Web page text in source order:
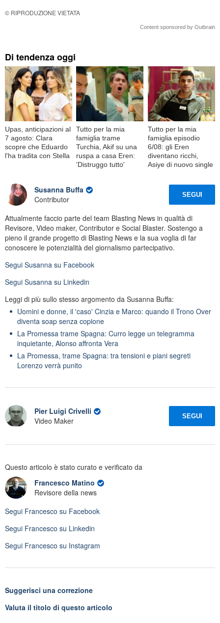
© RIPRODUZIONE VIETATA
Content sponsored by Outbrain
Di tendenza oggi
Upas, anticipazioni al
7 agosto: Clara
scopre che Eduardo
l'ha tradita con Stella
Tutto per la mia
famiglia trame
Turchia, Akif su una
ruspa a casa Eren:
'Distruggo tutto'
Tutto per la mia
famiglia episodio
6/08: gli Eren
diventano ricchi,
Asiye di nuovo single
Susanna Buffa
Contributor
SEGUI
Attualmente faccio parte del team Blasting News in qualità di
Revisore, Video maker, Contributor e Social Blaster. Sostengo a
pieno il grande progetto di Blasting News e la sua voglia di far
conoscere le potenzialità del giornalismo partecipativo.
Segui Susanna su Facebook
Segui Susanna su Linkedin
Leggi di più sullo stesso argomento da Susanna Buffa:
Uomini e donne, il 'caso' Cinzia e Marco: quando il Trono Over
diventa soap senza copione
La Promessa trame Spagna: Curro legge un telegramma
inquietante, Alonso affronta Vera
La Promessa, trame Spagna: tra tensioni e piani segreti
Lorenzo verrà punito
Pier Luigi Crivelli
Video Maker
SEGUI
Questo articolo è stato curato e verificato da
Francesco Matino
Revisore della news
Segui Francesco su Facebook
Segui Francesco su Linkedin
Segui Francesco su Instagram
Suggerisci una correzione
Valuta il titolo di questo articolo